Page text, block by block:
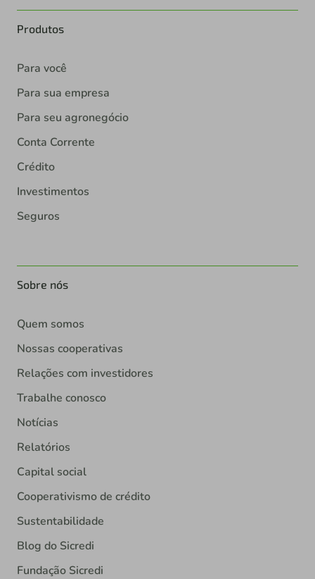
Produtos
Para você
Para sua empresa
Para seu agronegócio
Conta Corrente
Crédito
Investimentos
Seguros
Sobre nós
Quem somos
Nossas cooperativas
Relações com investidores
Trabalhe conosco
Notícias
Relatórios
Capital social
Cooperativismo de crédito
Sustentabilidade
Blog do Sicredi
Fundação Sicredi